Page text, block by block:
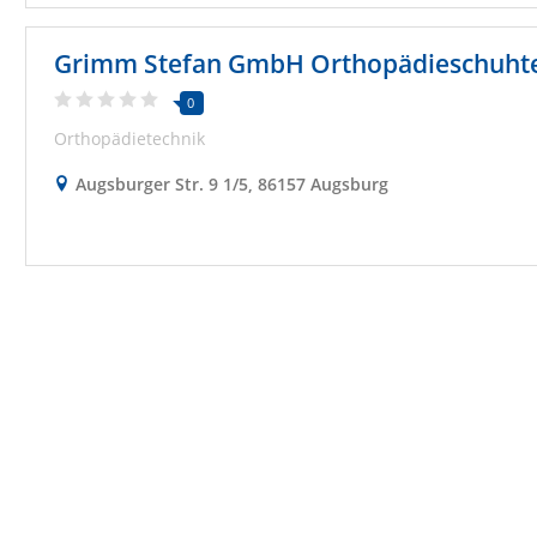
Grimm Stefan GmbH
0
Orthopädietechnik
Augsburger Str. 9 1/5, 86157 Augsburg